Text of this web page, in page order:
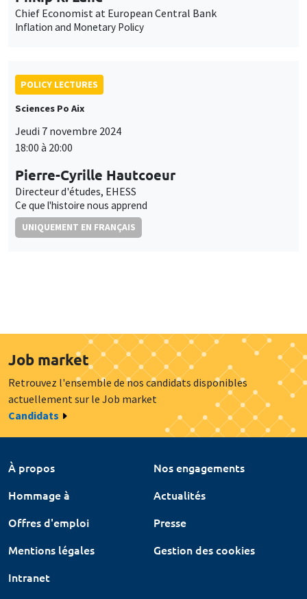
Chief Economist at European Central Bank
Inflation and Monetary Policy
POLICY LECTURES
Sciences Po Aix
Jeudi 7 novembre 2024
18:00 à 20:00
Pierre-Cyrille Hautcoeur
Directeur d'études, EHESS
Ce que l'histoire nous apprend
UNIQUEMENT EN FRANÇAIS
Job market
Retrouvez l'ensemble de nos candidats disponibles
actuellement sur le Job market
Candidats
À propos
Nos engagements
Hommage à
Actualités
Offres d'emploi
Presse
Mentions légales
Gestion des cookies
Intranet